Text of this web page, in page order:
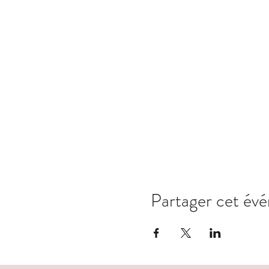
Partager cet